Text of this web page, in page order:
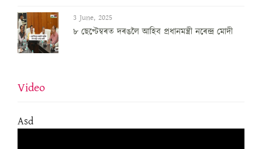
3 June, 2025
৮ ছেপ্টেম্বৰত দৰঙলৈ আহিব প্ৰধানমন্ত্ৰী নৰেন্দ্ৰ মোদী
Video
Asd